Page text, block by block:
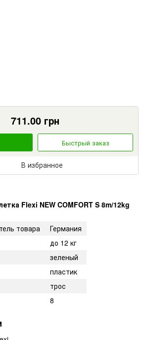
711.00 грн
Быстрый заказ
В избранное
Flexi NEW COMFORT S 8m/12kg
товара
Германия
до 12 кг
зеленый
пластик
трос
8